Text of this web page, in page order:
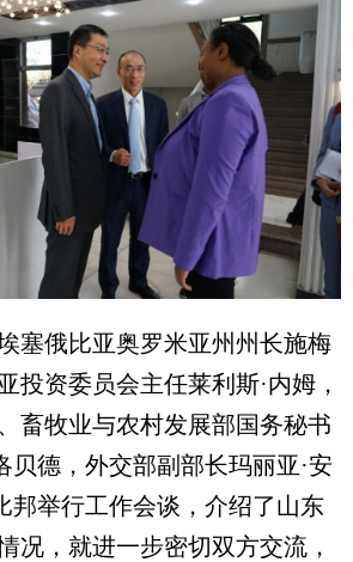
俄比亚奥罗米亚州州长施梅
投资委员会主任莱利斯·内姆，
畜牧业与农村发展部国务秘书
贝德，外交部副部长玛丽亚·安
邦举行工作会谈，介绍了山东
况，就进一步密切双方交流，